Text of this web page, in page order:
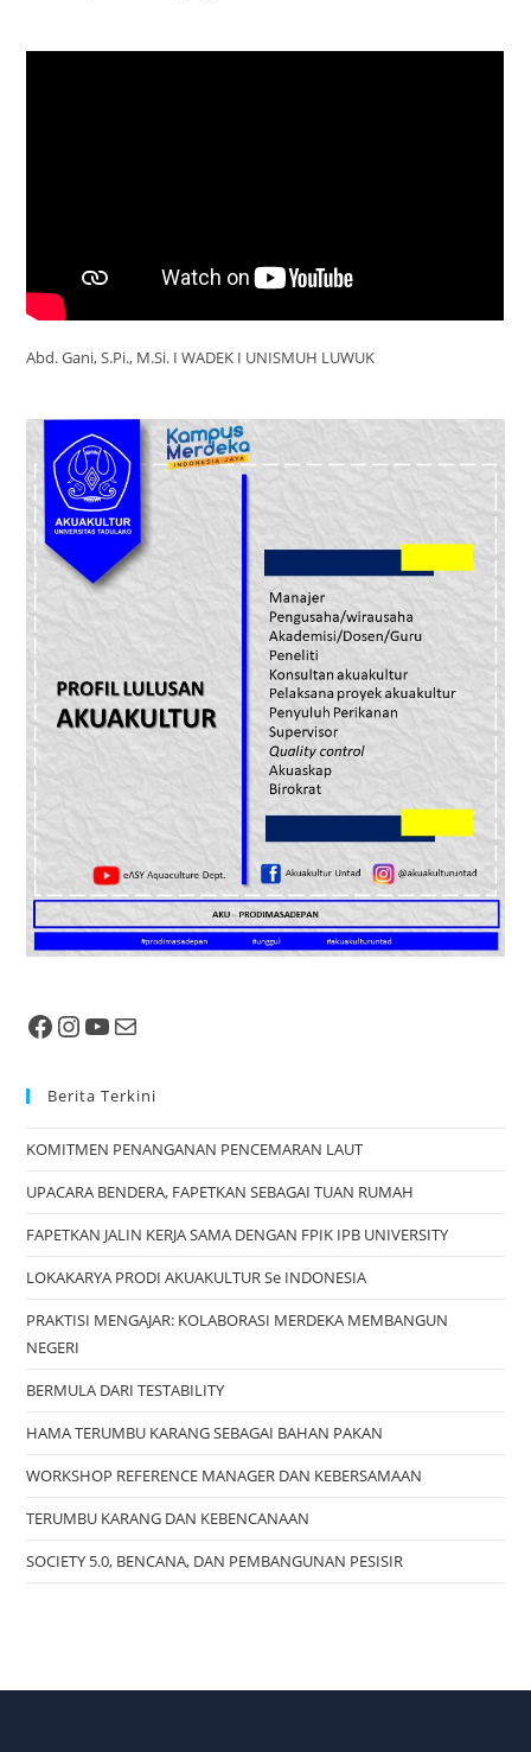
Abd. Gani, S.Pi., M.Si. I WADEK I UNISMUH LUWUK
Berita Terkini
KOMITMEN PENANGANAN PENCEMARAN LAUT
UPACARA BENDERA, FAPETKAN SEBAGAI TUAN RUMAH
FAPETKAN JALIN KERJA SAMA DENGAN FPIK IPB UNIVERSITY
LOKAKARYA PRODI AKUAKULTUR Se INDONESIA
PRAKTISI MENGAJAR: KOLABORASI MERDEKA MEMBANGUN
NEGERI
BERMULA DARI TESTABILITY
HAMA TERUMBU KARANG SEBAGAI BAHAN PAKAN
WORKSHOP REFERENCE MANAGER DAN KEBERSAMAAN
TERUMBU KARANG DAN KEBENCANAAN
SOCIETY 5.0, BENCANA, DAN PEMBANGUNAN PESISIR